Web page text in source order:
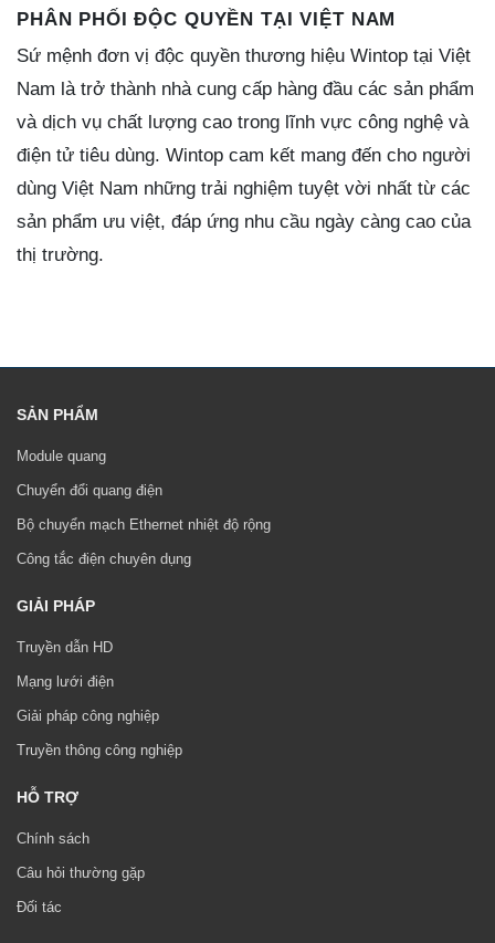
PHÂN PHỐI ĐỘC QUYỀN TẠI VIỆT NAM
Sứ mệnh đơn vị độc quyền thương hiệu Wintop tại Việt
Nam là trở thành nhà cung cấp hàng đầu các sản phẩm
và dịch vụ chất lượng cao trong lĩnh vực công nghệ và
điện tử tiêu dùng. Wintop cam kết mang đến cho người
dùng Việt Nam những trải nghiệm tuyệt vời nhất từ các
sản phẩm ưu việt, đáp ứng nhu cầu ngày càng cao của
thị trường.
SẢN PHẨM
Module quang
Chuyển đổi quang điện
Bộ chuyển mạch Ethernet nhiệt độ rộng
Công tắc điện chuyên dụng
GIẢI PHÁP
Truyền dẫn HD
Mạng lưới điện
Giải pháp công nghiệp
Truyền thông công nghiệp
HỖ TRỢ
Chính sách
Câu hỏi thường gặp
Đối tác